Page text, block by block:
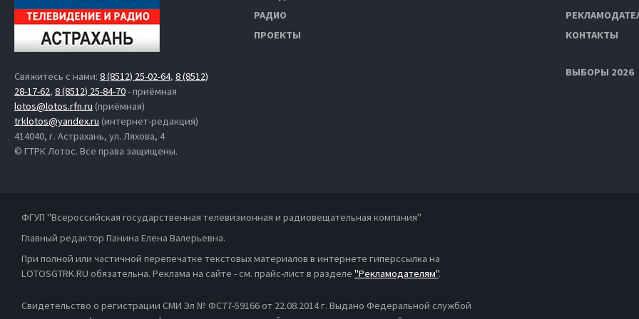
Свяжитесь с нами: 8 (8512) 25-02-64, 8 (8512)
28-17-62, 8 (8512) 25-84-70- приёмная
lotos@lotos.rfn.ru (приёмная)
trklotos@yandex.ru (интернет-редакция)
414040, г. Астрахань, ул. Ляхова, 4
© ГТРК Лотос. Все права защищены.
РАДИО
ПРОЕКТЫ
КОНТАКТЫ
ВЫБОРЫ 2026
ФГУП "Всероссийская государственная телевизионная и радиовещательная компания"
Главный редактор Панина Елена Валерьевна.
При полной или частичной перепечатке текстовых материалов в интернете гиперссылка на
LOTOSGTRK.RU обязательна. Реклама на сайте - см. прайс-лист в разделе "Рекламодателям".
Свидетельство о регистрации СМИ Эл № ФС77-59166 от 22.08.2014 г. Выдано Федеральной службой